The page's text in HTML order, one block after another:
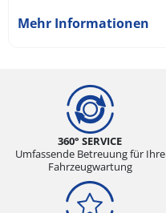
Mehr Informationen
360° SERVICE
Umfassende Betreuung für Ihre
Fahrzeugwartung